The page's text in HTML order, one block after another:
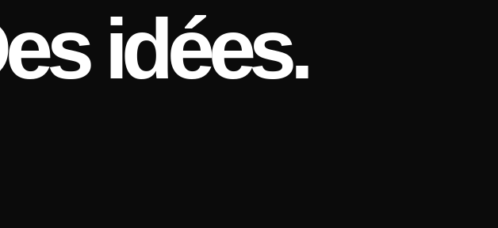
idées.